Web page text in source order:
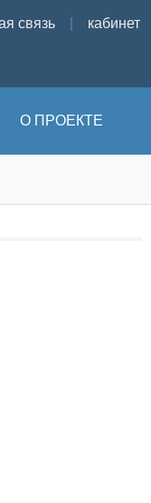
связь кабинет
О ПРОЕКТЕ